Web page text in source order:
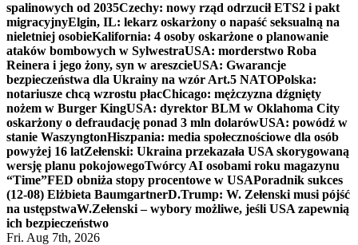
spalinowych od 2035Czechy: nowy rząd odrzucił ETS2 i pakt
migracyjnyElgin, IL: lekarz oskarżony o napaść seksualną na
nieletniej osobieKalifornia: 4 osoby oskarżone o planowanie
ataków bombowych w SylwestraUSA: morderstwo Roba
Reinera i jego żony, syn w areszcieUSA: Gwarancje
bezpieczeństwa dla Ukrainy na wzór Art.5 NATOPolska:
notariusze chcą wzrostu płacChicago: mężczyzna dźgnięty
nożem w Burger KingUSA: dyrektor BLM w Oklahoma City
oskarżony o defraudację ponad 3 mln dolarówUSA: powódź w
stanie WaszyngtonHiszpania: media społecznościowe dla osób
powyżej 16 latZełenski: Ukraina przekazała USA skorygowaną
wersję planu pokojowegoTwórcy AI osobami roku magazynu
“Time”FED obniża stopy procentowe w USAPoradnik sukces
(12-08) Elżbieta BaumgartnerD.Trump: W. Zełenski musi pójść
na ustępstwaW.Zełenski – wybory możliwe, jeśli USA zapewnią
ich bezpieczeństwo
Fri. Aug 7th, 2026